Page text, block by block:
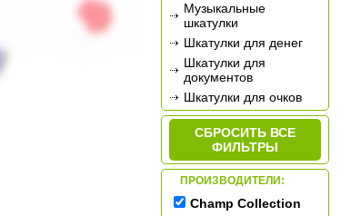
Музыкальные
шкатулки
Шкатулки для денег
Шкатулки для
документов
Шкатулки для очков
Шкатулки для
рукоделия
СБРОСИТЬ ВСЕ
ФИЛЬТРЫ
ПРОИЗВОДИТЕЛИ:
Champ Collection